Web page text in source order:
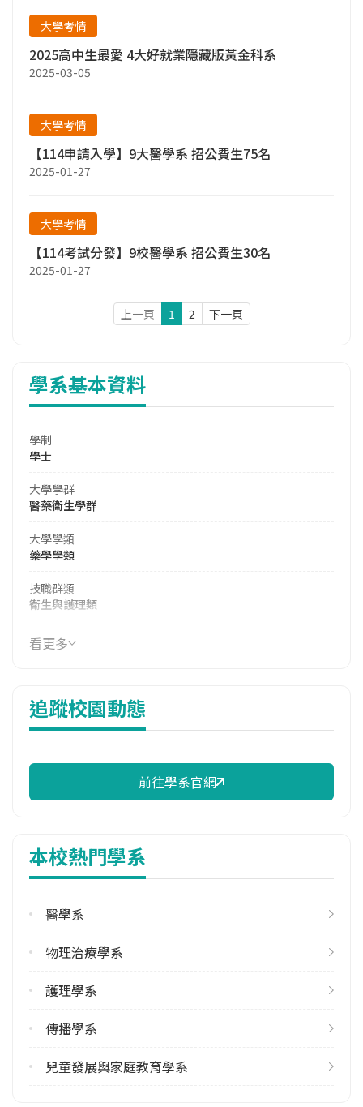
大學考情
2025高中生最愛 4大好就業隱藏版黃金科系
2025-03-05
大學考情
【114申請入學】9大醫學系 招公費生75名
2025-01-27
大學考情
【114考試分發】9校醫學系 招公費生30名
2025-01-27
上一頁 1 2 下一頁
學系基本資料
學制
學士
大學學群
醫藥衛生學群
大學學類
藥學學類
技職群類
衛生與護理類
114年學費
39,264 元/學期
14,966 元/學期
114年註冊率
113學年度下學期
學系電話
(03) 8565301
學系地址
看更多
追蹤校園動態
前往學系官網
本校熱門學系
醫學系
物理治療學系
護理學系
傳播學系
兒童發展與家庭教育學系